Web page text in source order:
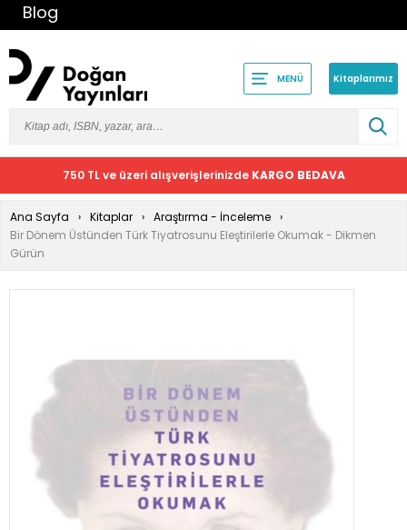
Blog
MENÜ Kitaplarımız
750 TL ve üzeri alışverişlerinizde KARGO BEDAVA
Ana Sayfa Kitaplar
Araştırma - İnceleme
Bir Dönem Üstünden Türk Tiyatrosunu Eleştirilerle Okumak - Dikmen
Gürün